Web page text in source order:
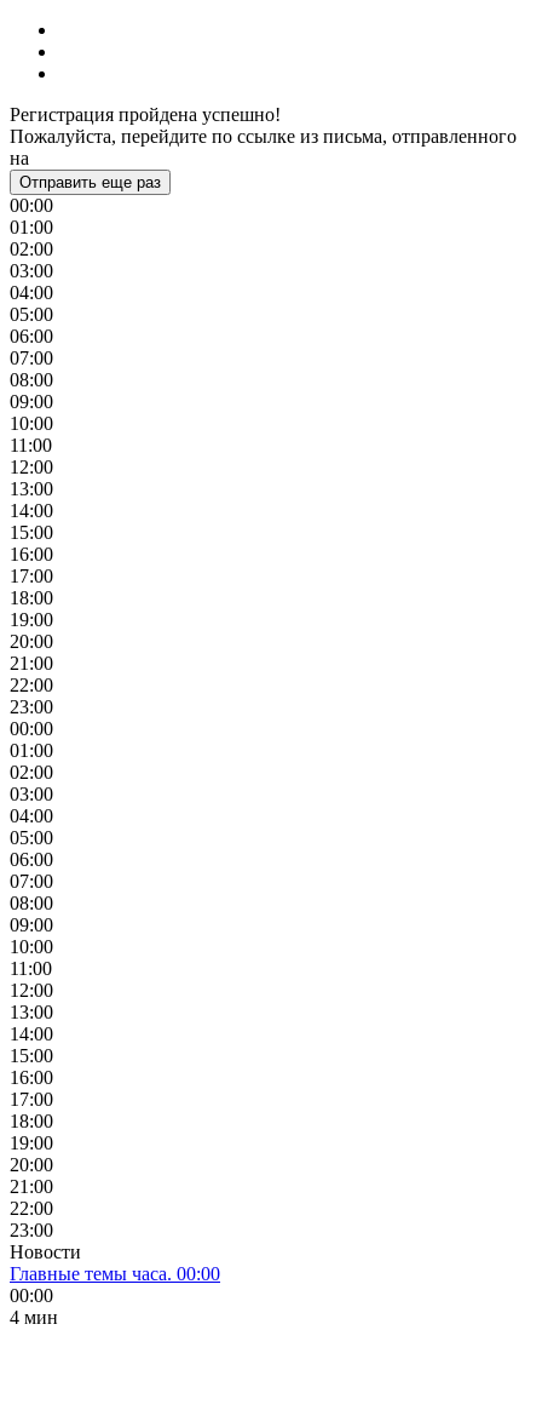
Регистрация пройдена успешно!
Пожалуйста, перейдите по ссылке из письма, отправленного
на
Отправить еще раз
00:00
01:00
02:00
03:00
04:00
05:00
06:00
07:00
08:00
09:00
10:00
11:00
12:00
13:00
14:00
15:00
16:00
17:00
18:00
19:00
20:00
21:00
22:00
23:00
00:00
01:00
02:00
03:00
04:00
05:00
06:00
07:00
08:00
09:00
10:00
11:00
12:00
13:00
14:00
15:00
16:00
17:00
18:00
19:00
20:00
21:00
22:00
23:00
Новости
Главные темы часа. 00:00
00:00
4 мин